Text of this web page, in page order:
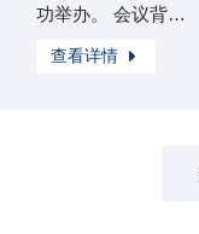
功举办。 会议背…
查看详情